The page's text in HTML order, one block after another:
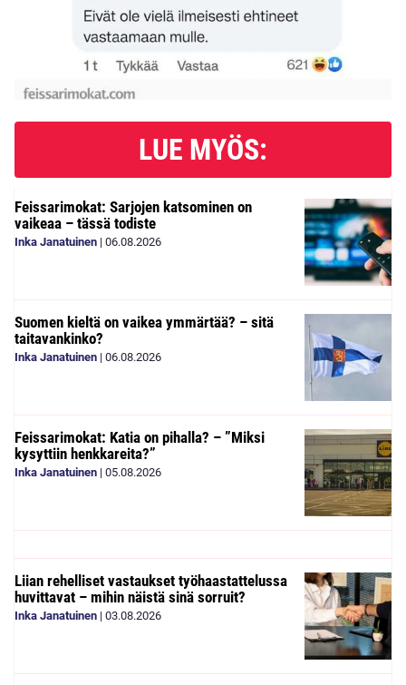
LUE MYÖS:
Feissarimokat: Sarjojen katsominen on
vaikeaa – tässä todiste
Inka Janatuinen | 06.08.2026
Suomen kieltä on vaikea ymmärtää? – sitä
taitavankinko?
Inka Janatuinen | 06.08.2026
Feissarimokat: Katia on pihalla? – ”Miksi
kysyttiin henkkareita?”
Inka Janatuinen | 05.08.2026
Liian rehelliset vastaukset työhaastattelussa
huvittavat – mihin näistä sinä sorruit?
Inka Janatuinen | 03.08.2026